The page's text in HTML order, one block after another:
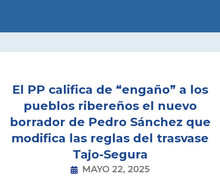
El PP califica de “engaño” a los
pueblos ribereños el nuevo
borrador de Pedro Sánchez que
modifica las reglas del trasvase
Tajo-Segura
MAYO 22, 2025